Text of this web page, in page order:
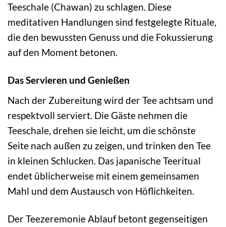
Teeschale (Chawan) zu schlagen. Diese
meditativen Handlungen sind festgelegte Rituale,
die den bewussten Genuss und die Fokussierung
auf den Moment betonen.
Das Servieren und Genießen
Nach der Zubereitung wird der Tee achtsam und
respektvoll serviert. Die Gäste nehmen die
Teeschale, drehen sie leicht, um die schönste
Seite nach außen zu zeigen, und trinken den Tee
in kleinen Schlucken. Das japanische Teeritual
endet üblicherweise mit einem gemeinsamen
Mahl und dem Austausch von Höflichkeiten.
Der Teezeremonie Ablauf betont gegenseitigen